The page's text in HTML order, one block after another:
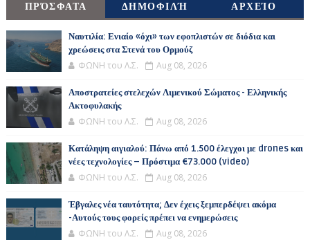
ΠΡΌΣΦΑΤΑ ΔΗΜΟΦΙΛΉ ΑΡΧΕΊΟ
Ναυτιλία: Ενιαίο «όχι» των εφοπλιστών σε διόδια και
χρεώσεις στα Στενά του Ορμούζ
ΦΩΝΗ του Λ.Σ. Aug 08, 2026
Αποστρατείες στελεχών Λιμενικού Σώματος - Ελληνικής
Ακτοφυλακής
ΦΩΝΗ του Λ.Σ. Aug 08, 2026
Κατάληψη αιγιαλού: Πάνω από 1.500 έλεγχοι με drones και
νέες τεχνολογίες – Πρόστιμα €73.000 (video)
ΦΩΝΗ του Λ.Σ. Aug 08, 2026
Έβγαλες νέα ταυτότητα; Δεν έχεις ξεμπερδέψει ακόμα
-Αυτούς τους φορείς πρέπει να ενημερώσεις
ΦΩΝΗ του Λ.Σ. Aug 08, 2026